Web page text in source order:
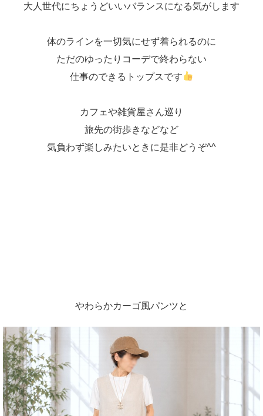
大人世代にちょうどいいバランスになる気がします
体のラインを一切気にせず着られるのに
ただのゆったりコーデで終わらない
仕事のできるトップスです
カフェや雑貨屋さん巡り
旅先の街歩きなどなど
気負わず楽しみたいときに是非どうぞ^^
やわらかカーゴ風パンツと